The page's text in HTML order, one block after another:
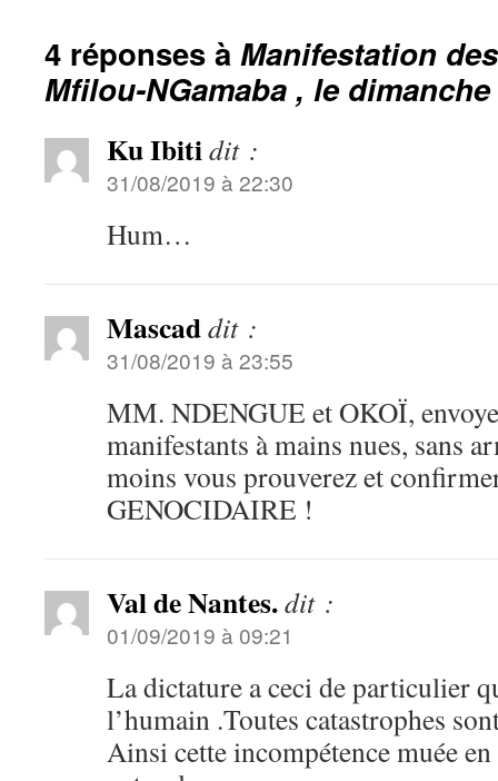
4 réponses à Manifestation
Mfilou-NGamaba , le
Ku Ibitidit :
31/08/2019 à 22:30
Hum…
Mascaddit :
31/08/2019 à 23:55
MM. NDENGUE et OKOÏ,
manifestants à mains nues, sans
moins vous prouverez et
GENOCIDAIRE !
Val de Nantes.dit :
01/09/2019 à 09:21
La dictature a ceci de particulier
l’humain .Toutes catastrophes
Ainsi cette incompétence muée